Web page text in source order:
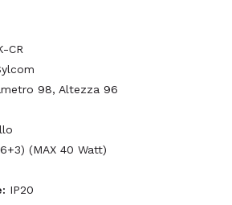
CR
98, Altezza 96
(MAX 40 Watt)
IP20